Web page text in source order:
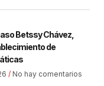
Betssy Chávez,
de
No hay comentarios